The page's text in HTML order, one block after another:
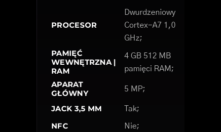
PROCESOR
Dwurdzeniowy
Cortex-A7 1,0
GHz;
PAMIĘĆ
WEWNĘTRZNA |
RAM
4 GB 512 MB
pamięci RAM;
APARAT
GŁÓWNY
5 MP;
JACK 3,5 MM Tak;
NFC Nie;